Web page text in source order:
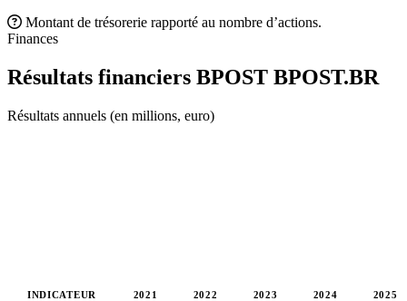
Montant de trésorerie rapporté au nombre d’actions.
Finances
Résultats financiers BPOST BPOST.BR
Résultats annuels (en millions, euro)
INDICATEUR 2021 2022 2023 2024 2025